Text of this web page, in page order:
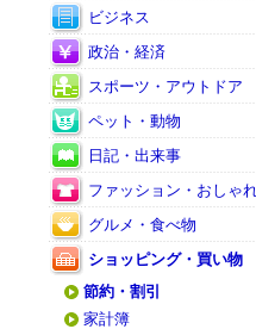
ビジネス
政治・経済
スポーツ・アウトドア
ペット・動物
日記・出来事
ファッション・おしゃ
グルメ・食べ物
ショッピング・買い物
節約・割引
家計簿